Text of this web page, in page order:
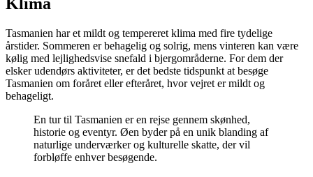
Klima
Tasmanien har et mildt og tempereret klima med fire tydelige
årstider. Sommeren er behagelig og solrig, mens vinteren kan være
kølig med lejlighedsvise snefald i bjergområderne. For dem der
elsker udendørs aktiviteter, er det bedste tidspunkt at besøge
Tasmanien om foråret eller efteråret, hvor vejret er mildt og
behageligt.
En tur til Tasmanien er en rejse gennem skønhed,
historie og eventyr. Øen byder på en unik blanding af
naturlige underværker og kulturelle skatte, der vil
forbløffe enhver besøgende.